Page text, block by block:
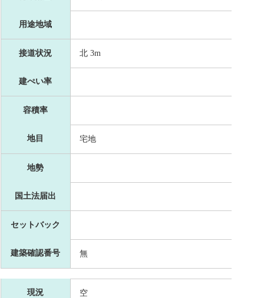
用途地域
接道状況 北 3m
建ぺい率
容積率
地目 宅地
地勢
国土法届出
セットバック
建築確認番号 無
現況 空